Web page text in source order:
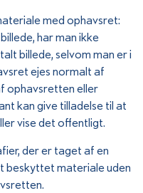
med ophavsret:
har man ikke
billede, selvom man er i
ejes normalt af
ophavsretten eller
kan give tilladelse til at
vise det offentligt.
der er taget af en
beskyttet materiale uden